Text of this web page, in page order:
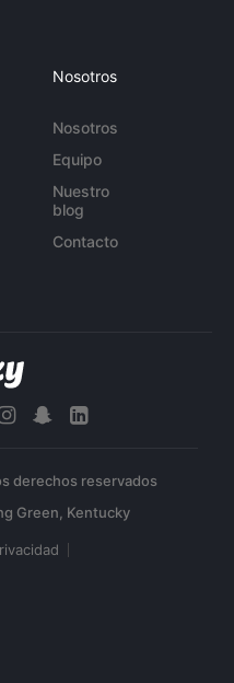
Nosotros
Nosotros
Equipo
Nuestro
blog
Contacto
derechos reservados